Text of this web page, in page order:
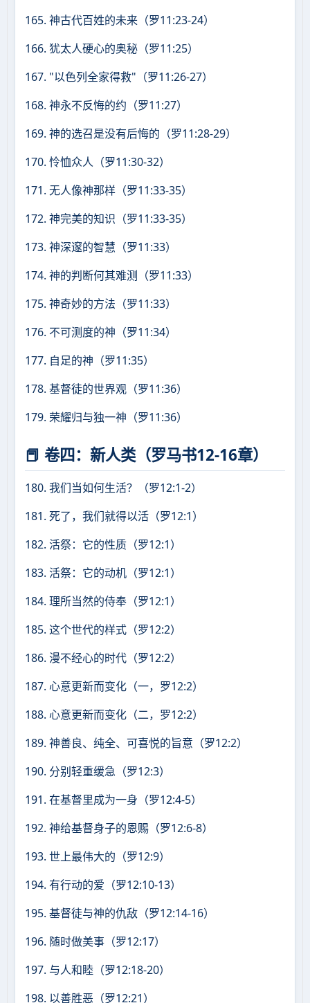
165. 神古代百姓的未来（罗11:23-24）
166. 犹太人硬心的奥秘（罗11:25）
167. "以色列全家得救"（罗11:26-27）
168. 神永不反悔的约（罗11:27）
169. 神的选召是没有后悔的（罗11:28-29）
170. 怜恤众人（罗11:30-32）
171. 无人像神那样（罗11:33-35）
172. 神完美的知识（罗11:33-35）
173. 神深邃的智慧（罗11:33）
174. 神的判断何其难测（罗11:33）
175. 神奇妙的方法（罗11:33）
176. 不可测度的神（罗11:34）
177. 自足的神（罗11:35）
178. 基督徒的世界观（罗11:36）
179. 荣耀归与独一神（罗11:36）
📕 卷四：新人类（罗马书12-16章）
180. 我们当如何生活？（罗12:1-2）
181. 死了，我们就得以活（罗12:1）
182. 活祭：它的性质（罗12:1）
183. 活祭：它的动机（罗12:1）
184. 理所当然的侍奉（罗12:1）
185. 这个世代的样式（罗12:2）
186. 漫不经心的时代（罗12:2）
187. 心意更新而变化（一，罗12:2）
188. 心意更新而变化（二，罗12:2）
189. 神善良、纯全、可喜悦的旨意（罗12:2）
190. 分别轻重缓急（罗12:3）
191. 在基督里成为一身（罗12:4-5）
192. 神给基督身子的恩赐（罗12:6-8）
193. 世上最伟大的（罗12:9）
194. 有行动的爱（罗12:10-13）
195. 基督徒与神的仇敌（罗12:14-16）
196. 随时做美事（罗12:17）
197. 与人和睦（罗12:18-20）
198. 以善胜恶（罗12:21）